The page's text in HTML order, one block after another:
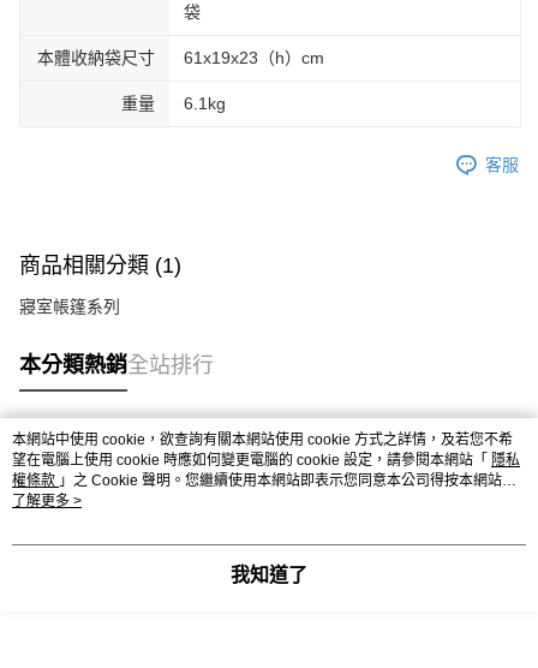
袋
本體收納袋尺寸 61x19x23（h）cm
重量 6.1kg
客服
商品相關分類 (1)
寢室帳篷系列
本分類熱銷全站排行
熱門標籤
本網站中使用 cookie，欲查詢有關本網站使用 cookie 方式之詳情，及若您不希
望在電腦上使用 cookie 時應如何變更電腦的 cookie 設定，請參閱本網站「 隱私
權條款 」之 Cookie 聲明。您繼續使用本網站即表示您同意本公司得按本網站使
用條款之 Cookie 聲明使用 cookie。
了解更多 >
我知道了